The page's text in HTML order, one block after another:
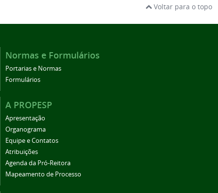
Voltar para o topo
Normas e Formulários
Portarias e Normas
Formulários
A PROPESP
Apresentação
Organograma
Equipe e Contatos
Atribuições
Agenda da Pró-Reitora
Mapeamento de Processo